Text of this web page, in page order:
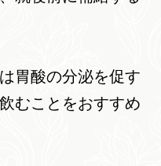
胃酸の分泌を促す
むことをおすすめ